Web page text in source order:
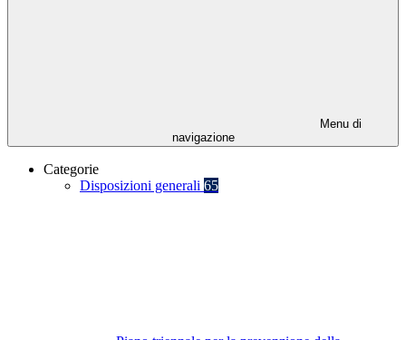
Menu di
navigazione
Categorie
Disposizioni generali 65